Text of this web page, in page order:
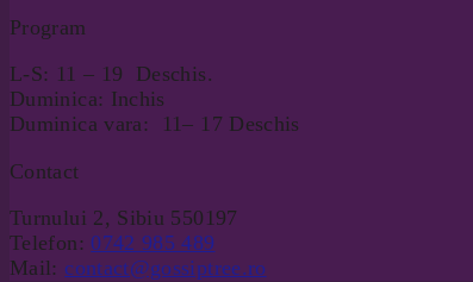
Program
L-S: 11 – 19 Deschis.
Duminica: Inchis
Duminica vara: 11– 17 Deschis
Contact
Turnului 2, Sibiu 550197
Telefon: 0742 985 489
Mail: contact@gossiptree.ro